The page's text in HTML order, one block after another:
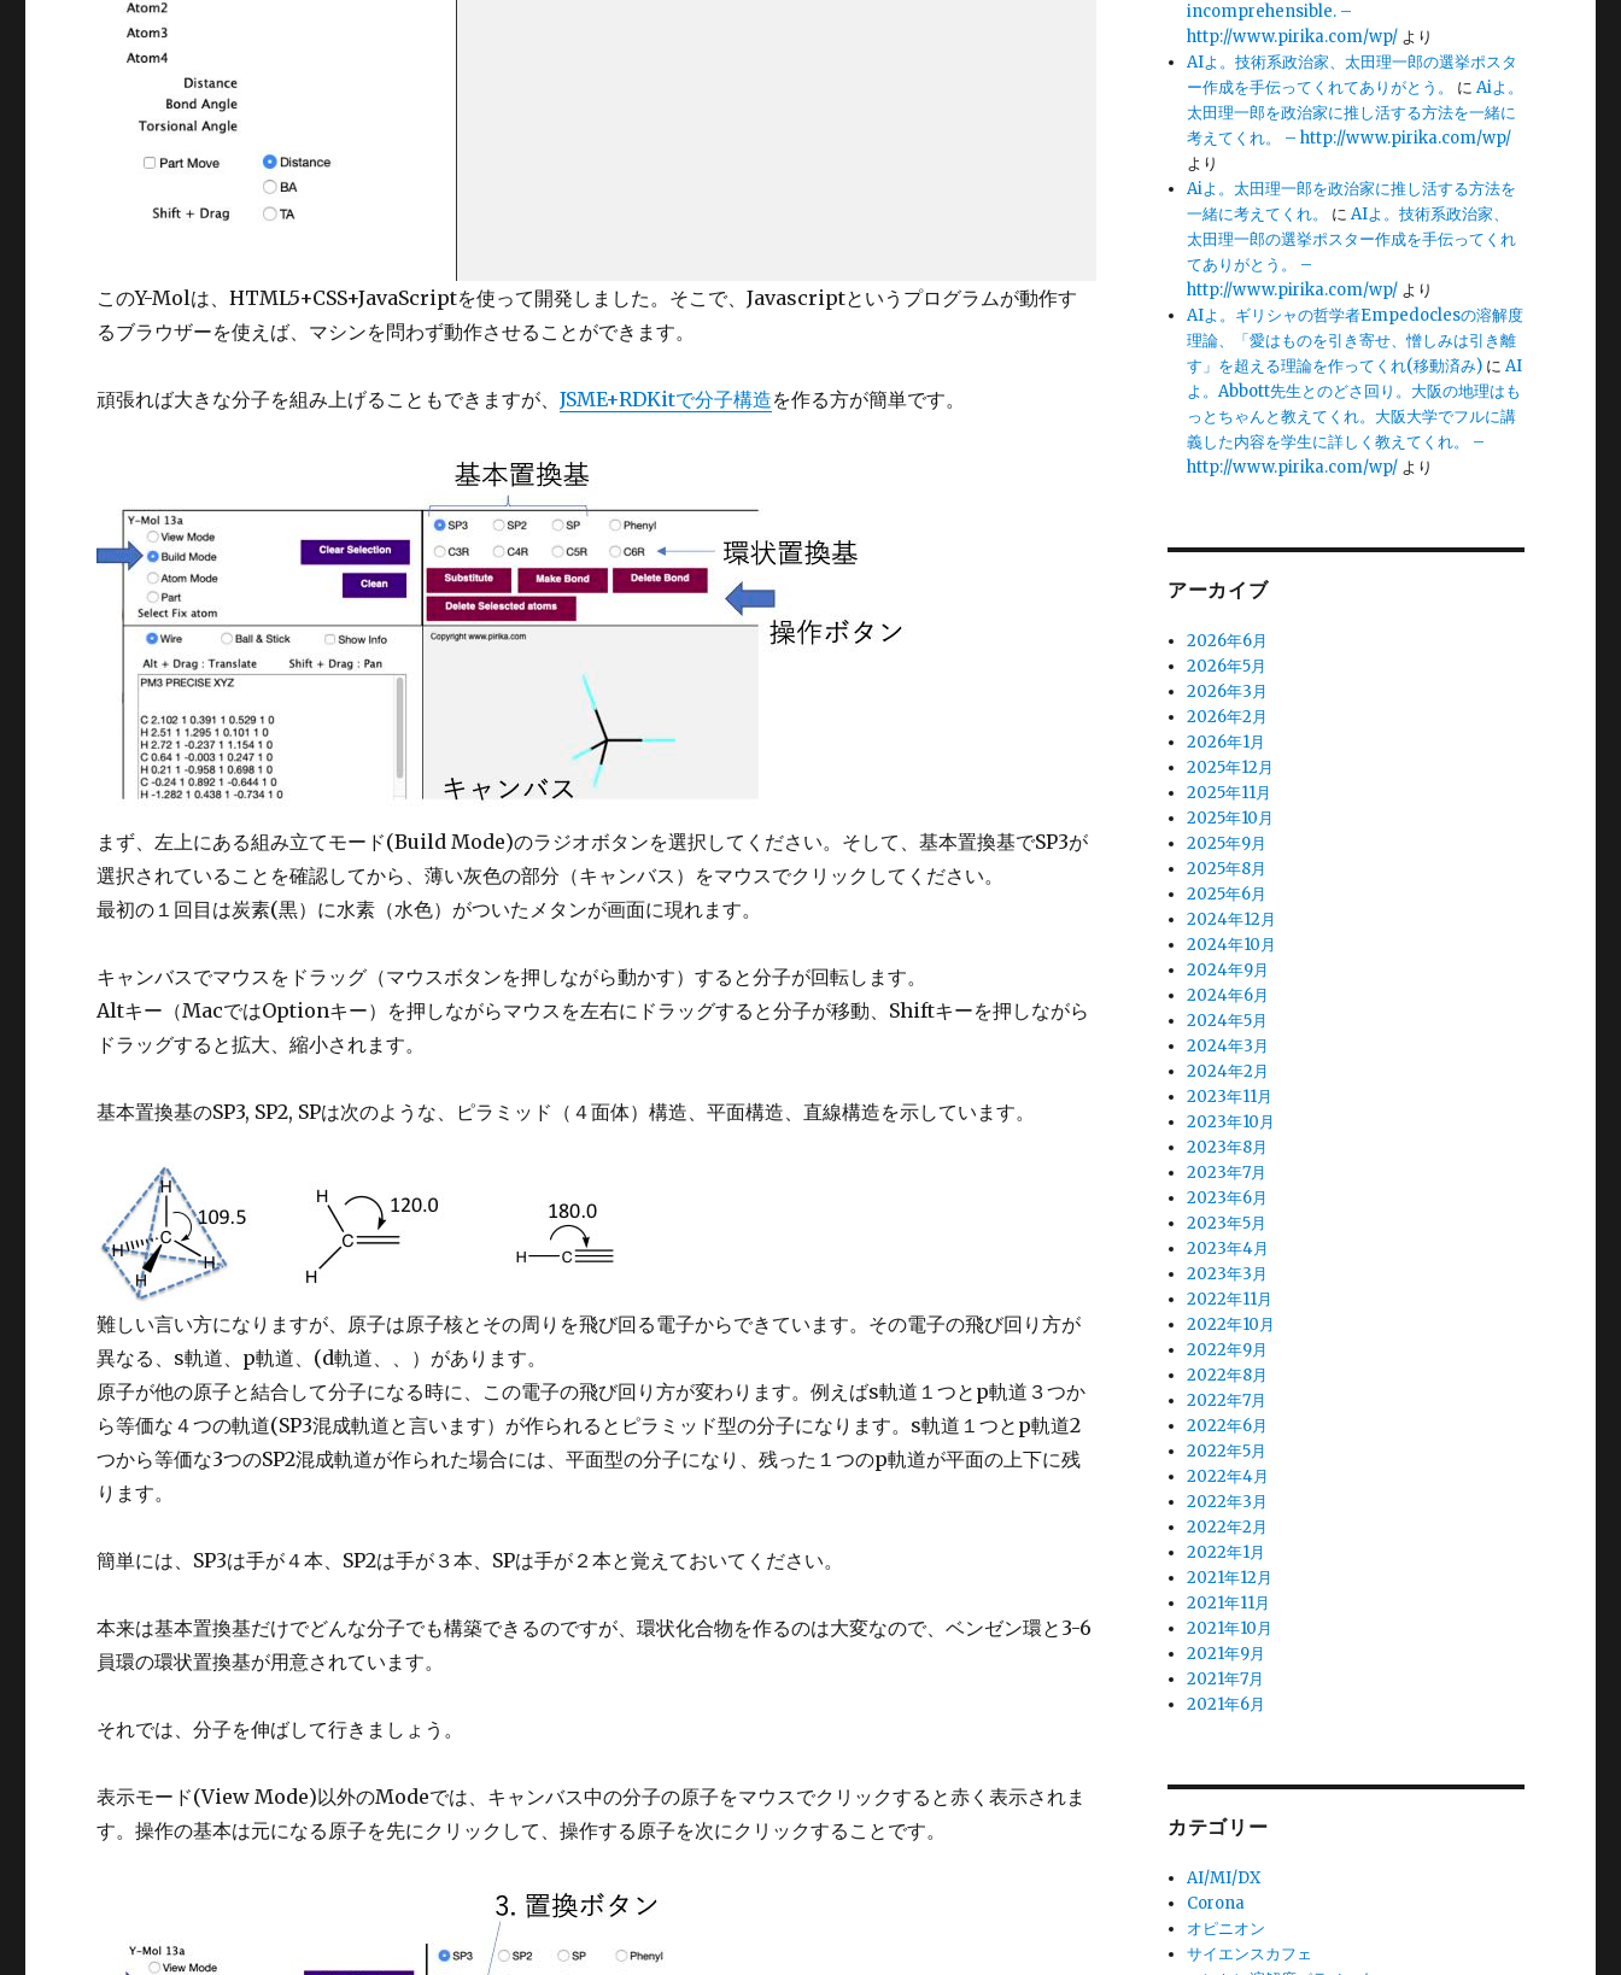
このY-Molは、HTML5+CSS+JavaScriptを使って開発しました。そこで、Javascriptというプログラムが動作す
るブラウザーを使えば、マシンを問わず動作させることができます。
頑張れば大きな分子を組み上げることもできますが、JSME+RDKitで分子構造を作る方が簡単です。
まず、左上にある組み立てモード(Build Mode)のラジオボタンを選択してください。そして、基本置換基でSP3が
選択されていることを確認してから、薄い灰色の部分（キャンバス）をマウスでクリックしてください。
最初の１回目は炭素(黒）に水素（水色）がついたメタンが画面に現れます。
キャンバスでマウスをドラッグ（マウスボタンを押しながら動かす）すると分子が回転します。
Altキー（MacではOptionキー）を押しながらマウスを左右にドラッグすると分子が移動、Shiftキーを押しながら
ドラッグすると拡大、縮小されます。
基本置換基のSP3, SP2, SPは次のような、ピラミッド（４面体）構造、平面構造、直線構造を示しています。
難しい言い方になりますが、原子は原子核とその周りを飛び回る電子からできています。その電子の飛び回り方が
異なる、s軌道、p軌道、(d軌道、、）があります。
原子が他の原子と結合して分子になる時に、この電子の飛び回り方が変わります。例えばs軌道１つとp軌道３つか
ら等価な４つの軌道(SP3混成軌道と言います）が作られるとピラミッド型の分子になります。s軌道１つとp軌道2
つから等価な3つのSP2混成軌道が作られた場合には、平面型の分子になり、残った１つのp軌道が平面の上下に残
ります。
簡単には、SP3は手が４本、SP2は手が３本、SPは手が２本と覚えておいてください。
本来は基本置換基だけでどんな分子でも構築できるのですが、環状化合物を作るのは大変なので、ベンゼン環と3-6
員環の環状置換基が用意されています。
それでは、分子を伸ばして行きましょう。
表示モード(View Mode)以外のModeでは、キャンバス中の分子の原子をマウスでクリックすると赤く表示されま
す。操作の基本は元になる原子を先にクリックして、操作する原子を次にクリックすることです。
incomprehensible. –
http://www.pirika.com/wp/ より
AIよ。技術系政治家、太田理一郎の選挙ポスタ
ー作成を手伝ってくれてありがとう。
にAiよ。
太田理一郎を政治家に推し活する方法を一緒に
考えてくれ。 – http://www.pirika.com/wp/
より
Aiよ。太田理一郎を政治家に推し活する方法を
一緒に考えてくれ。
にAIよ。技術系政治家、
太田理一郎の選挙ポスター作成を手伝ってくれ
てありがとう。 –
http://www.pirika.com/wp/ より
AIよ。ギリシャの哲学者Empedoclesの溶解度
理論、「愛はものを引き寄せ、憎しみは引き離
す」を超える理論を作ってくれ(移動済み) にAI
よ。Abbott先生とのどさ回り。大阪の地理はも
っとちゃんと教えてくれ。大阪大学でフルに講
義した内容を学生に詳しく教えてくれ。 –
http://www.pirika.com/wp/ より
アーカイブ
2026年6月
2026年5月
2026年3月
2026年2月
2026年1月
2025年12月
2025年11月
2025年10月
2025年9月
2025年8月
2025年6月
2024年12月
2024年10月
2024年9月
2024年6月
2024年5月
2024年3月
2024年2月
2023年11月
2023年10月
2023年8月
2023年7月
2023年6月
2023年5月
2023年4月
2023年3月
2022年11月
2022年10月
2022年9月
2022年8月
2022年7月
2022年6月
2022年5月
2022年4月
2022年3月
2022年2月
2022年1月
2021年12月
2021年11月
2021年10月
2021年9月
2021年7月
2021年6月
カテゴリー
AI/MI/DX
Corona
オピニオン
サイエンスカフェ